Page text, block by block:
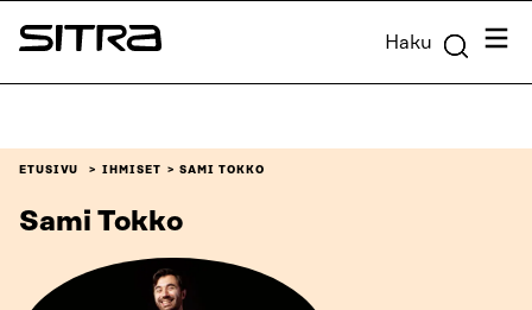
Siirry
suoraan
Sitra Haku
ETUSIVU IHMISET SAMI TOKKO
Sami Tokko